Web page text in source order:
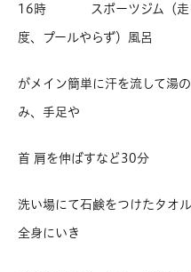
16時 スポーツジム（走ら
度、プールやらず）風呂
がメイン簡単に汗を流して湯
み、手足や
首 肩を伸ばすなど30分
洗い場にて石鹸をつけたタオ
全身にいき